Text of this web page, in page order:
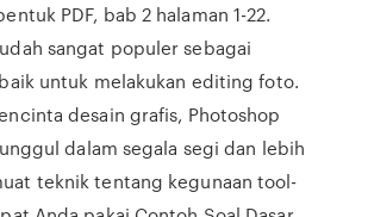
PDF, bab 2 halaman 1-22.
sangat populer sebagai
untuk melakukan editing foto.
desain grafis, Photoshop
dalam segala segi dan lebih
teknik tentang kegunaan tool-